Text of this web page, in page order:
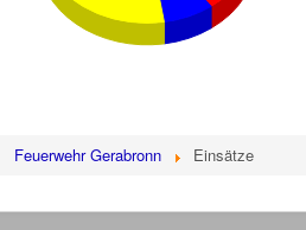
Feuerwehr Gerabronn Einsätze